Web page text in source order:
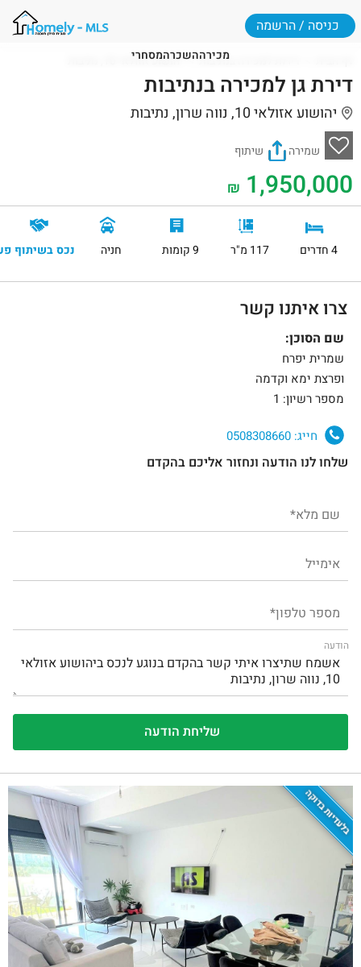
מכירההשכרהמסחרי
כניסה / הרשמה
דירות למכירה בנתיבות יהושוע אזולאי 10, נתיבות
דירת גן למכירה בנתיבות
יהושוע אזולאי 10, נווה שרון, נתיבות
שמירה שיתוף
1,950,000
₪
4 חדרים 117 מ"ר 9 קומות חניה נכס בשיתוף
צרו איתנו קשר
שם הסוכן:
שמרית יפרח
ופרצת ימא וקדמה
מספר רשיון: 1
חייג:
שלחו לנו הודעה ונחזור אליכם בהקדם
הודעה
בלעדיות בדוקה